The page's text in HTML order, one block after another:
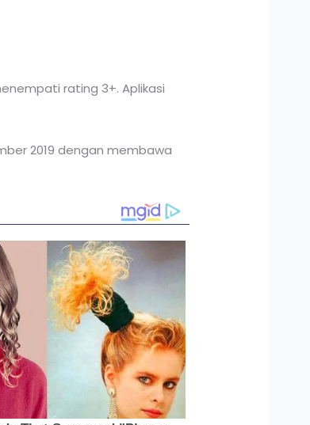
rating 3+. Aplikasi
2019 dengan membawa